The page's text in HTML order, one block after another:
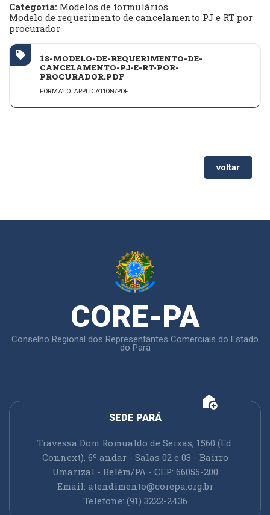
Categoria: Modelos de formulários
Modelo de requerimento de cancelamento PJ e RT por
procurador
18-MODELO-DE-REQUERIMENTO-DE-
CANCELAMENTO-PJ-E-RT-POR-
PROCURADOR.PDF
FORMATO: APPLICATION/PDF
voltar
CORE-PA
Conselho Regional dos Representantes Comerciais do Estado
do Pará
add_home
SEDE PARÁ
Travessa Dom Romualdo de Seixas, 1560 (Ed.
Connext), 6º andar - Salas 02 e 03 - Bairro
Umarizal - Belém/PA - CEP: 66055-200
Email: atendimento@corepa.org.br
Telefone: (91) 3222-2436